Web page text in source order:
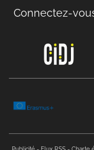
Connectez-